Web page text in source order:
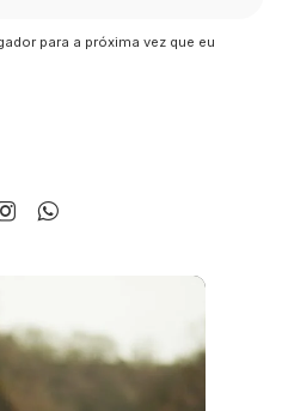
para a próxima vez que eu